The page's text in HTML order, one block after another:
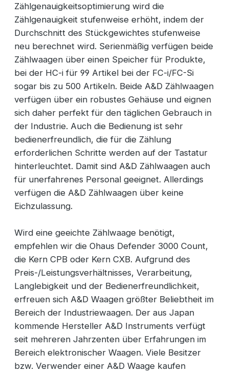
Zählgenauigkeitsoptimierung wird die
Zählgenauigkeit stufenweise erhöht, indem der
Durchschnitt des Stückgewichtes stufenweise
neu berechnet wird. Serienmäßig verfügen beide
Zählwaagen über einen Speicher für Produkte,
bei der HC-i für 99 Artikel bei der FC-i/FC-Si
sogar bis zu 500 Artikeln. Beide A&D Zählwaagen
verfügen über ein robustes Gehäuse und eignen
sich daher perfekt für den täglichen Gebrauch in
der Industrie. Auch die Bedienung ist sehr
bedienerfreundlich, die für die Zählung
erforderlichen Schritte werden auf der Tastatur
hinterleuchtet. Damit sind A&D Zählwaagen auch
für unerfahrenes Personal geeignet. Allerdings
verfügen die A&D Zählwaagen über keine
Eichzulassung.
Wird eine geeichte Zählwaage benötigt,
empfehlen wir die Ohaus Defender 3000 Count,
die Kern CPB oder Kern CXB. Aufgrund des
Preis-/Leistungsverhältnisses, Verarbeitung,
Langlebigkeit und der Bedienerfreundlichkeit,
erfreuen sich A&D Waagen größter Beliebtheit im
Bereich der Industriewaagen. Der aus Japan
kommende Hersteller A&D Instruments verfügt
seit mehreren Jahrzenten über Erfahrungen im
Bereich elektronischer Waagen. Viele Besitzer
bzw. Verwender einer A&D Waage kaufen